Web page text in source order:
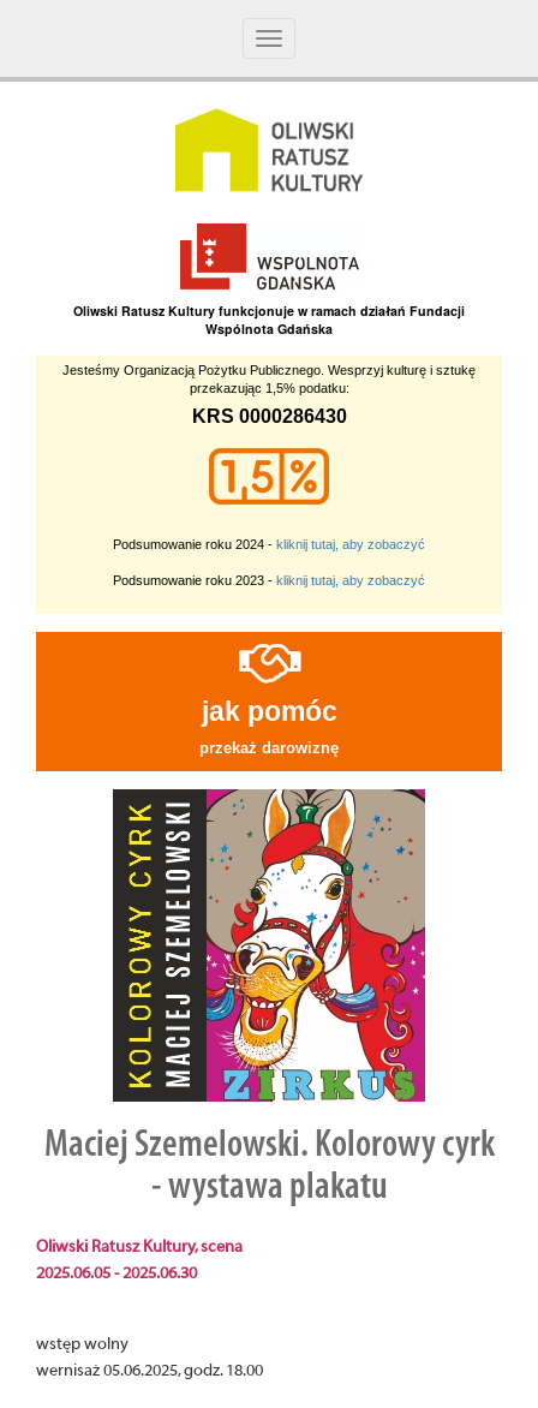
Toggle
Oliwski Ratusz Kultury funkcjonuje w ramach działań Fundacji
Wspólnota Gdańska
Jesteśmy Organizacją Pożytku Publicznego. Wesprzyj kulturę i sztukę
przekazując 1,5% podatku:
KRS 0000286430
Podsumowanie roku 2024 - kliknij tutaj, aby zobaczyć
Podsumowanie roku 2023 - kliknij tutaj, aby zobaczyć
jak pomóc
przekaż darowiznę
Maciej Szemelowski. Kolorowy cyrk
- wystawa plakatu
Oliwski Ratusz Kultury, scena
2025.06.05 - 2025.06.30
wstęp wolny
wernisaż 05.06.2025, godz. 18.00